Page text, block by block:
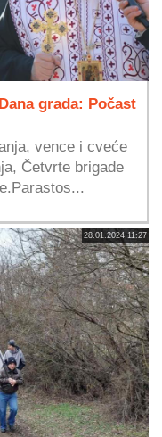
grada: Počast
vence i cveće
Četvrte brigade
28.01.2024 11:27